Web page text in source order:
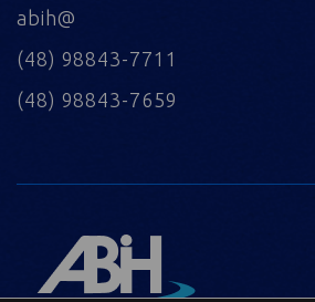
abih@
(48) 98843-7711
(48) 98843-7659